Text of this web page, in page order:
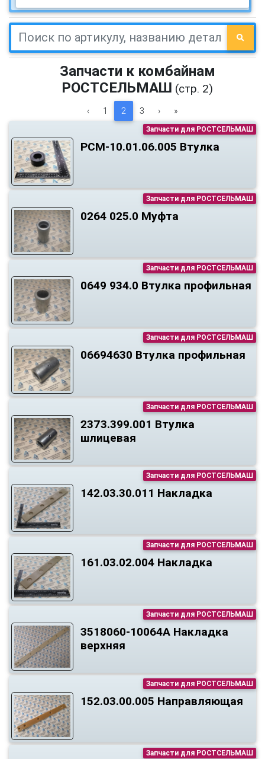
Запчасти к комбайнам
РОСТСЕЛЬМАШ (стр. 2)
‹ 1 2 3 › »
Запчасти для РОСТСЕЛЬМАШ
РСМ-10.01.06.005 Втулка
Запчасти для РОСТСЕЛЬМАШ
0264 025.0 Муфта
Запчасти для РОСТСЕЛЬМАШ
0649 934.0 Втулка профильная
Запчасти для РОСТСЕЛЬМАШ
06694630 Втулка профильная
Запчасти для РОСТСЕЛЬМАШ
2373.399.001 Втулка
шлицевая
Запчасти для РОСТСЕЛЬМАШ
142.03.30.011 Накладка
Запчасти для РОСТСЕЛЬМАШ
161.03.02.004 Накладка
Запчасти для РОСТСЕЛЬМАШ
3518060-10064А Накладка
верхняя
Запчасти для РОСТСЕЛЬМАШ
152.03.00.005 Направляющая
Запчасти для РОСТСЕЛЬМАШ